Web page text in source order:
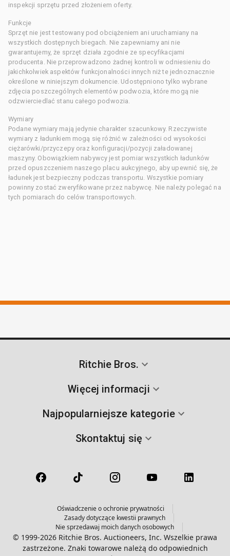
inspekcji sprzętu przed złożeniem oferty.
Funkcje
Sprzęt nie jest testowany pod obciążeniem ani uruchamiany na
wszystkich dostępnych biegach. Nie zapewniamy ani nie
gwarantujemy, że sprzęt działa zgodnie ze specyfikacjami
producenta. Nie przeprowadzono żadnej kontroli w odniesieniu do
jakichkolwiek aspektów funkcjonalności innych niż te jednoznacznie
określone w niniejszym dokumencie. Udostępniono tylko wybrane
zdjęcia poszczególnych elementów podwozia, które mogą nie
odzwierciedlać stanu całego podwozia.
Wymiary
Podane wymiary mają jedynie charakter szacunkowy. Rzeczywiste
wymiary z ładunkiem mogą się różnić w zależności od wysokości
ciężarówki/przyczepy oraz konfiguracji/pozycji załadowanej
maszyny. Obowiązkiem nabywcy jest pomiar wszystkich ładunków
przed opuszczeniem naszego placu aukcyjnego, aby upewnić się, że
ładunek jest bezpieczny podczas transportu. Wszystkie pomiary
powinny zostać zweryfikowane przez nabywcę. Nie należy polegać na
tych pomiarach do celów transportowych.
Ritchie Bros.
Więcej informacji
Najpopularniejsze kategorie
Skontaktuj się
Oświadczenie o ochronie prywatności
Zasady dotyczące kwestii prawnych
Nie sprzedawaj moich danych osobowych
© 1999-2026 Ritchie Bros. Auctioneers, Inc. Wszelkie prawa
zastrzeżone. Znaki towarowe należą do odpowiednich